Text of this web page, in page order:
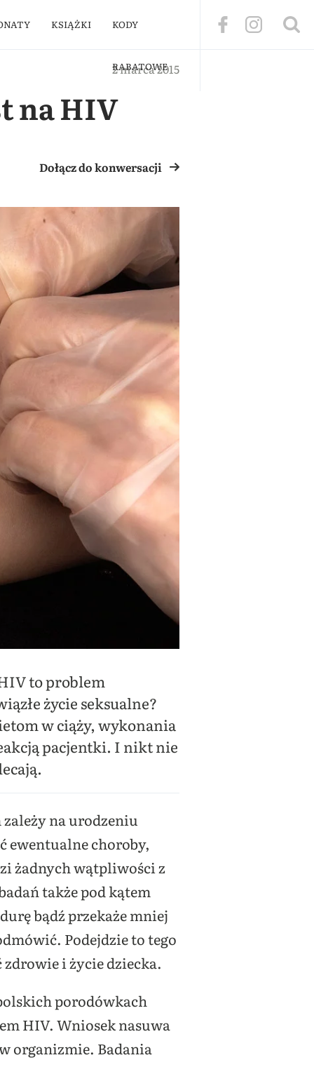
KSIĄŻKI KODY
RABATOWE
2 marca 2015
na HIV
Dołącz do konwersacji
to problem
życie seksualne?
w ciąży, wykonania
pacjentki. I nikt nie
na urodzeniu
ewentualne choroby,
żadnych wątpliwości z
także pod kątem
bądź przekaże mniej
Podejdzie to tego
zdrowie i życie dziecka.
porodówkach
HIV. Wniosek nasuwa
organizmie. Badania